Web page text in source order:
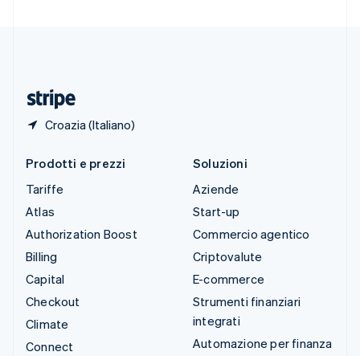
Croazia (Italiano)
Prodotti e prezzi
Tariffe
Atlas
Authorization Boost
Billing
Capital
Checkout
Climate
Connect
Soluzioni
Aziende
Start-up
Commercio agentico
Criptovalute
E-commerce
Strumenti finanziari
integrati
Automazione per finanza